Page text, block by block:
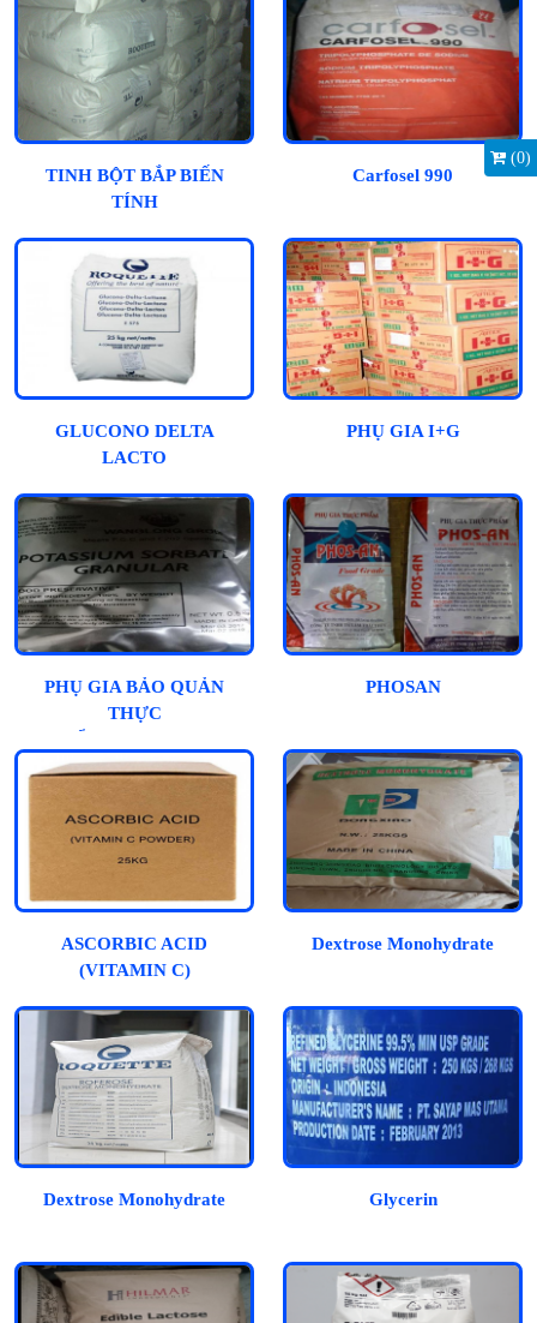
(0)
TINH BỘT BẮP BIẾN
TÍNH
Carfosel 990
GLUCONO DELTA
LACTO
PHỤ GIA I+G
PHỤ GIA BẢO QUẢN
THỰC
SORBATE
PHOSAN
ASCORBIC ACID
(VITAMIN C)
Dextrose Monohydrate
Dextrose Monohydrate Glycerin